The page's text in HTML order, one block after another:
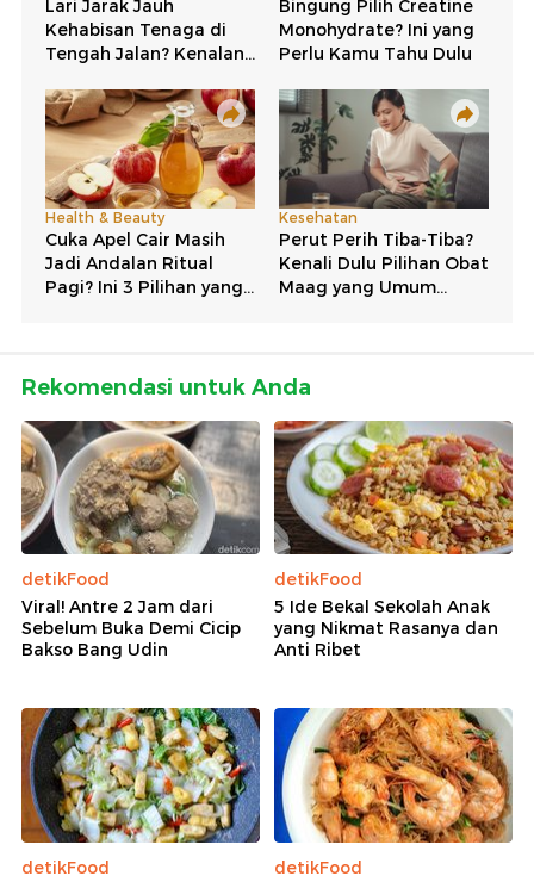
Rekomendasi untuk Anda
detikFood
Viral! Antre 2 Jam dari
Sebelum Buka Demi Cicip
Bakso Bang Udin
detikFood
5 Ide Bekal Sekolah Anak
yang Nikmat Rasanya dan
Anti Ribet
detikFood
detikFood